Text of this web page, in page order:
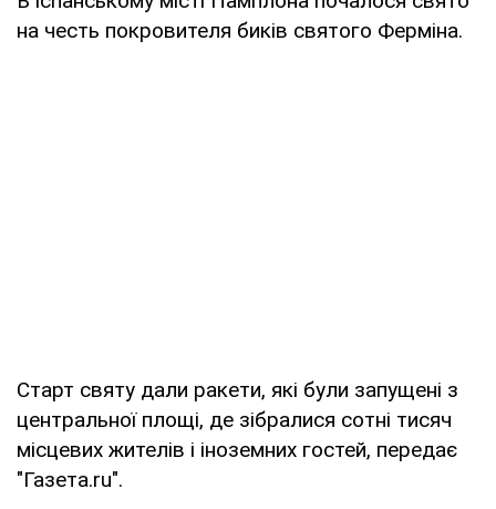
на честь покровителя биків святого Ферміна.
Старт святу дали ракети, які були запущені з
центральної площі, де зібралися сотні тисяч
місцевих жителів і іноземних гостей, передає
"Газета.ru".